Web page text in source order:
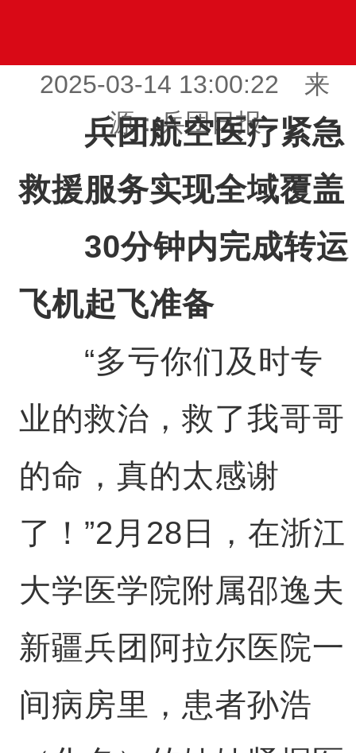
2025-03-14 13:00:22 来
源：兵团日报
兵团航空医疗紧急
救援服务实现全域覆盖
30分钟内完成转运
飞机起飞准备
“多亏你们及时专
业的救治，救了我哥哥
的命，真的太感谢
了！”2月28日，在浙江
大学医学院附属邵逸夫
新疆兵团阿拉尔医院一
间病房里，患者孙浩